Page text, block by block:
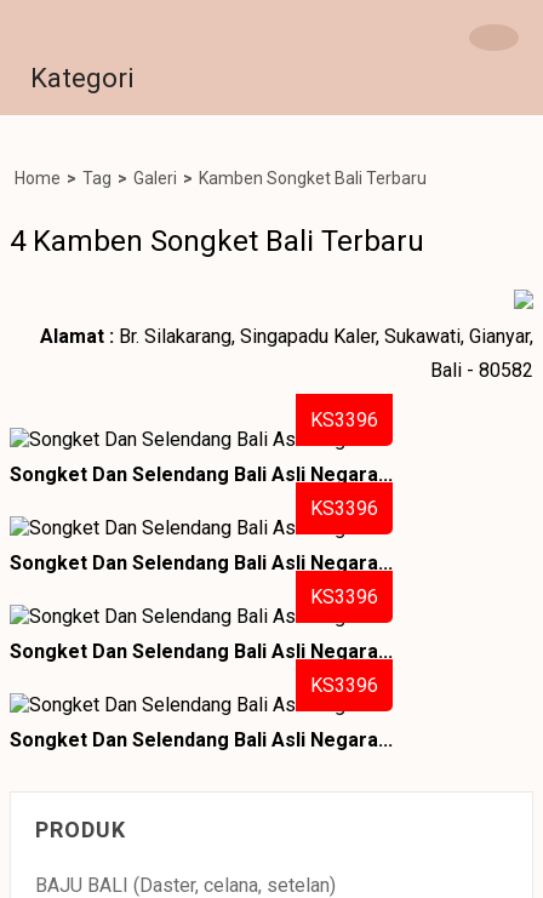
Kategori
Home > Tag > Galeri > Kamben Songket Bali Terbaru
4 Kamben Songket Bali Terbaru
Alamat : Br. Silakarang, Singapadu Kaler, Sukawati, Gianyar,
Bali - 80582
KS3396
Songket Dan Selendang Bali Asli Negara...
KS3396
Songket Dan Selendang Bali Asli Negara...
KS3396
Songket Dan Selendang Bali Asli Negara...
KS3396
Songket Dan Selendang Bali Asli Negara...
PRODUK
BAJU BALI (Daster, celana, setelan)